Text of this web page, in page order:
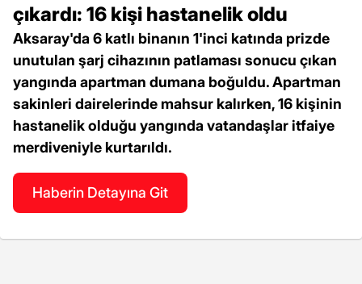
çıkardı: 16 kişi hastanelik oldu
Aksaray'da 6 katlı binanın 1'inci katında prizde
unutulan şarj cihazının patlaması sonucu çıkan
yangında apartman dumana boğuldu. Apartman
sakinleri dairelerinde mahsur kalırken, 16 kişinin
hastanelik olduğu yangında vatandaşlar itfaiye
merdiveniyle kurtarıldı.
Haberin Detayına Git